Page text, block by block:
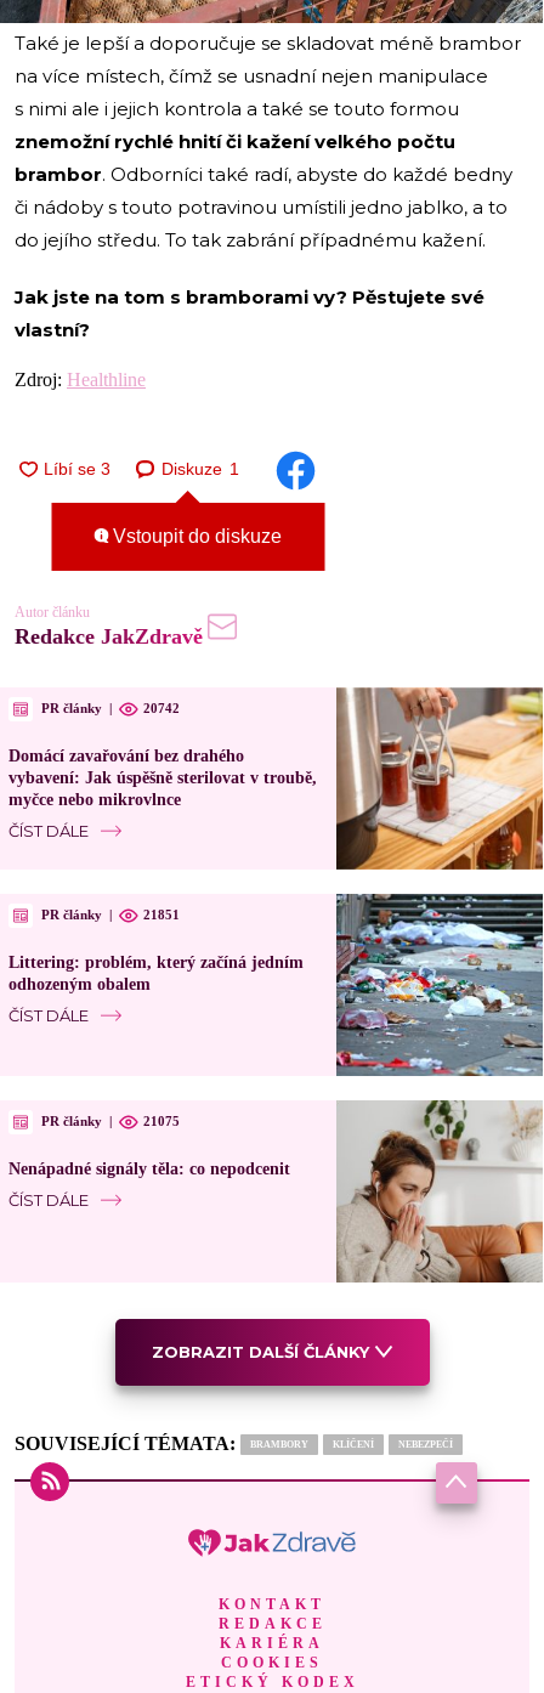
Také je lepší a doporučuje se skladovat méně brambor
na více místech, čímž se usnadní nejen manipulace
s nimi ale i jejich kontrola a také se touto formou
znemožní rychlé hnití či kažení velkého počtu
brambor. Odborníci také radí, abyste do každé bedny
či nádoby s touto potravinou umístili jedno jablko, a to
do jejího středu. To tak zabrání případnému kažení.
Jak jste na tom s bramborami vy? Pěstujete své
vlastní?
Zdroj: Healthline
Diskuze 1
Vstoupit do diskuze
Autor článku
Redakce JakZdravě
PR články | 20742
Domácí zavařování bez drahého
vybavení: Jak úspěšně sterilovat v troubě,
myčce nebo mikrovlnce
ČÍST DÁLE
PR články | 21851
Littering: problém, který začíná jedním
odhozeným obalem
ČÍST DÁLE
PR články | 21075
Nenápadné signály těla: co nepodcenit
ČÍST DÁLE
ZOBRAZIT DALŠÍ ČLÁNKY
SOUVISEJÍCÍ TÉMATA: BRAMBORY KLÍČENÍ NEBEZPEČÍ
KONTAKT
REDAKCE
KARIÉRA
COOKIES
ETICKÝ KODEX